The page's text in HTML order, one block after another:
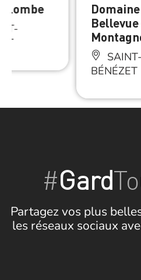
Domaine
Bellevue
SAINT-
BÉNÉZET
#Gard
Partagez vos plus
les réseaux sociaux